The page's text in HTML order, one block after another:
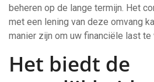
beheren op de lange termijn. Het
met een lening van deze omvang
manier zijn om uw financiële last te
Het biedt de